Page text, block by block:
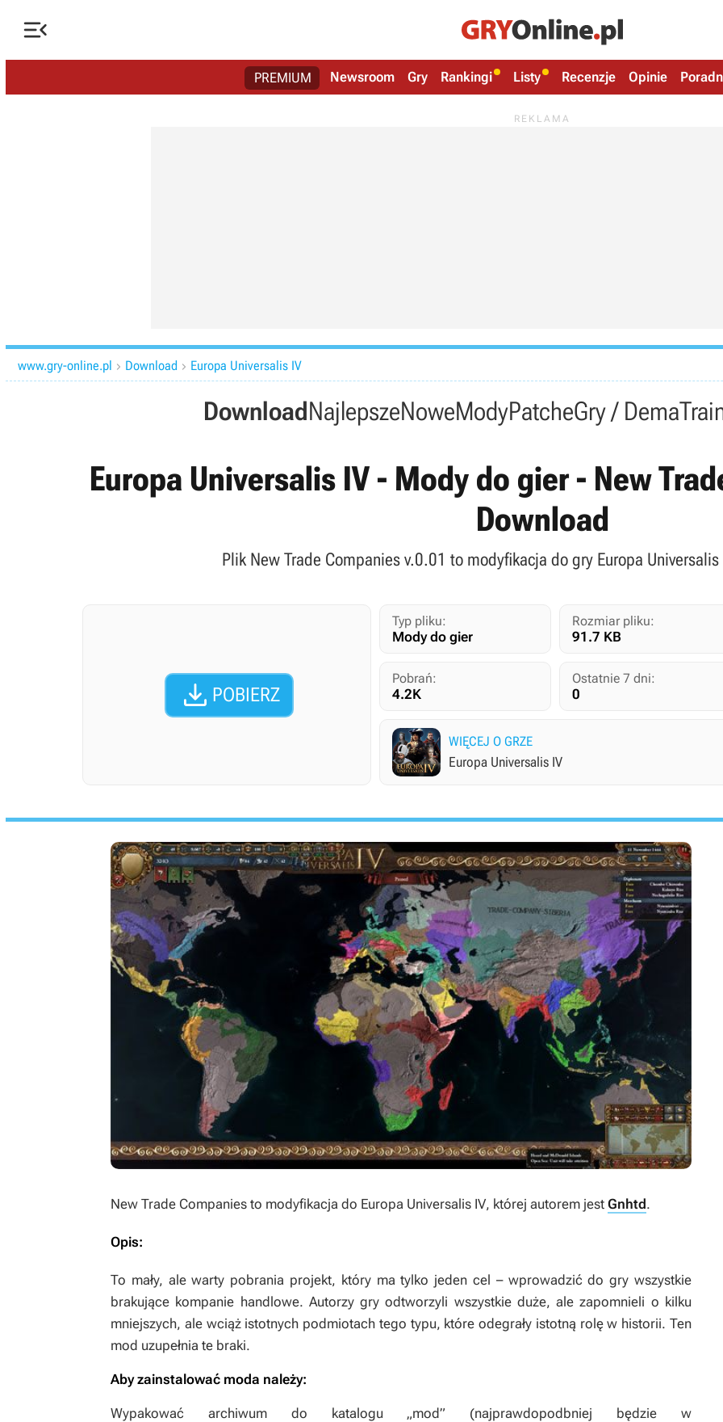

PREMIUM Newsroom Gry Rankingi Listy Recenzje Opinie
www.gry-online.pl  Download  Europa Universalis IV
DownloadNajlepszeNoweModyPatcheGry / Dema
Europa Universalis IV - Mody do gier - New
Download
Plik New Trade Companies v.0.01 to modyfikacja do gry Europa
 POBIERZ
Typ pliku:
Mody do gier
Rozmiar pliku:
91.7 KB
Pobrań:
4.2K
Ostatnie 7 dni:
0
WIĘCEJ O GRZE
Europa Universalis IV
New Trade Companies to modyfikacja do Europa Universalis IV, której autorem jest Gnhtd.
Opis:
To mały, ale warty pobrania projekt, który ma tylko jeden cel – wprowadzić do gry wszystkie
brakujące kompanie handlowe. Autorzy gry odtworzyli wszystkie duże, ale zapomnieli o kilku
mniejszych, ale wciąż istotnych podmiotach tego typu, które odegrały istotną rolę w historii. Ten
mod uzupełnia te braki.
Aby zainstalować moda należy:
Wypakować archiwum do katalogu „mod” (najprawdopodbniej będzie w